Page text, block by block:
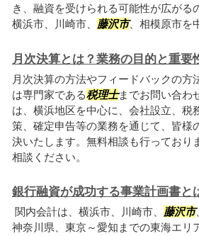
き、融資を受けられる可能性が広がる
横浜市、川崎市、 藤沢市、相模原市を
月次決算とは？業務の目的と重要
月次決算の方法やフィードバックの方
は専門家である税理士までお問い合わ
は、横浜地区を中心に、会社設立、税
策、確定申告等の業務を通じて、皆様
決いたします。無料相談も行っており
相談ください。
銀行融資が成功する事業計画書と
関内会計は、横浜市、川崎市、 藤沢市
神奈川県、東京～愛知までの東海エリ